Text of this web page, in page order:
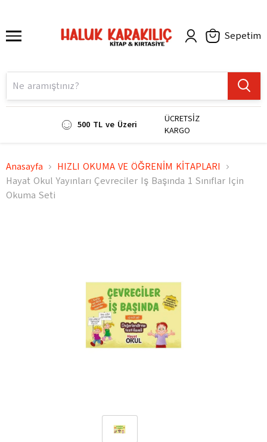
Sepetim
500 TL ve Üzeri
ÜCRETSİZ
KARGO
Anasayfa
HIZLI OKUMA VE ÖĞRENİM KİTAPLARI
Hayat Okul Yayınları Çevreciler Iş Başında 1 Sınıflar Için
Okuma Seti